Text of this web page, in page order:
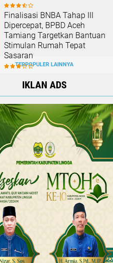
Finalisasi BNBA Tahap III
Dipercepat, BPBD Aceh
Tamiang Targetkan Bantuan
Stimulan Rumah Tepat
Sasaran
TERPOPULER LAINNYA
IKLAN ADS